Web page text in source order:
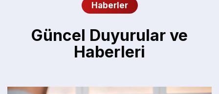
Haberler
Güncel Duyurular ve
Haberleri